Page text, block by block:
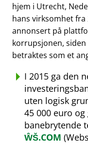
hjem i Utrecht,
hans virksomhet fra
annonsert på
korrupsjonen,
betraktes som et
I 2015 ga den
uten logisk
45 000 euro
banebrytende
ŴŠ.COM